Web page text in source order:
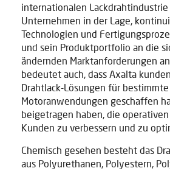
internationalen Lackdrahtindustrie
Unternehmen in der Lage,
Technologien und
und sein Produktportfolio an die
ändernden Marktanforderungen
bedeutet auch, dass Axalta
Drahtlack-Lösungen für bestimmte
Motoranwendungen geschaffen
beigetragen haben, die
Kunden zu verbessern und zu
Chemisch gesehen besteht das
aus Polyurethanen, Polyestern,